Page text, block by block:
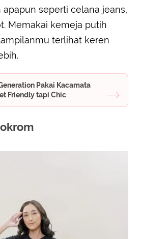
seperti celana jeans,
Memakai kemeja putih
terlihat keren
Pakai Kacamata
Friendly tapi Chic